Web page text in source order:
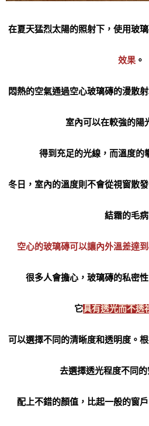
在夏天猛烈太陽的照射下，使用玻
效果。
悶熱的空氣通過空心玻璃磚的漫散
室內可以在較強的陽
得到充足的光線，而溫度的
冬日，室內的溫度則不會從視窗散
結霜的毛病
空心的玻璃磚可以讓內外溫差達
很多人會擔心，玻璃磚的私密
它具有透光而不透
可以選擇不同的清晰度和透明度。
去選擇透光程度不同的
配上不錯的顏值，比起一般的窗